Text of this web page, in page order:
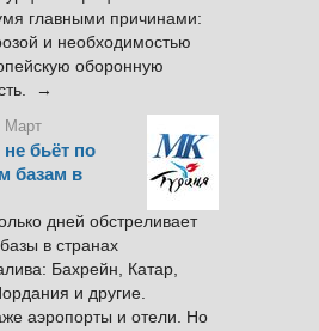
главными причинами:
и необходимостью
оборонную
→
Март
бьёт по
базам в
дней обстреливает
в странах
Бахрейн, Катар,
и другие.
аэропорты и отели. Но